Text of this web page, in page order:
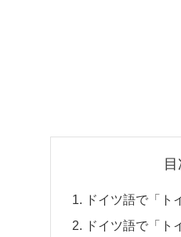
目
ドイツ語で「ト
ドイツ語で「ト